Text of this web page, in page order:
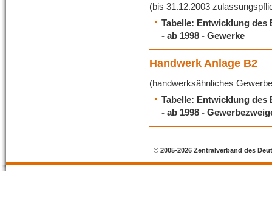
(bis 31.12.2003
Tabelle: Entwicklung des
- ab 1998 - Gewerke
Handwerk Anlage B2
(handwerksähnliches
Tabelle: Entwicklung des
- ab 1998 -
© 2005-2026 Zentralverband des